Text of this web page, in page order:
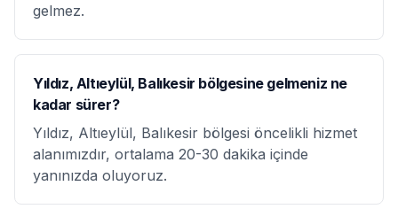
gelmez.
Yıldız, Altıeylül, Balıkesir bölgesine gelmeniz ne
kadar sürer?
Yıldız, Altıeylül, Balıkesir bölgesi öncelikli hizmet
alanımızdır, ortalama 20-30 dakika içinde
yanınızda oluyoruz.